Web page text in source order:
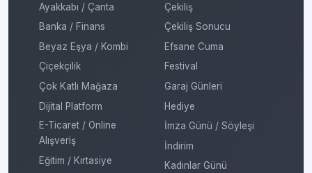
Ayakkabı / Çanta
Banka / Finans
Beyaz Eşya / Kombi
Çiçekçilik
Çok Katlı Mağaza
Dijital Platform
E-Ticaret / Online
Alışveriş
Eğitim / Kırtasiye
Çekiliş
Çekiliş Sonucu
Efsane Cuma
Festival
Garaj Günleri
Hediye
İmza Günü / Söyleşi
İndirim
Kadınlar Günü